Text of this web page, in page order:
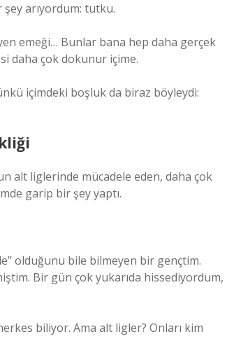
arıyordum: tutku.
emeği… Bunlar bana hep daha gerçek
daha çok dokunur içime.
içimdeki boşluk da biraz böyleydi:
alt liglerinde mücadele eden, daha çok
garip bir şey yaptı.
olduğunu bile bilmeyen bir gençtim.
Bir gün çok yukarıda hissediyordum,
biliyor. Ama alt ligler? Onları kim